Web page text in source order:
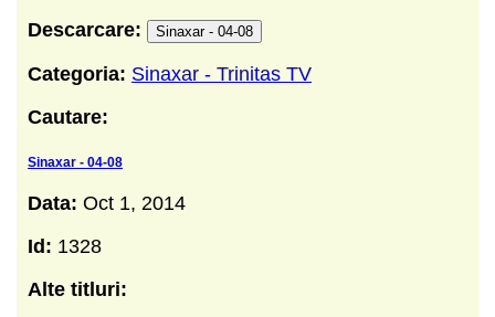
Descarcare:
Sinaxar - 04-08
Categoria: Sinaxar - Trinitas TV
Cautare:
Sinaxar - 04-08
Data: Oct 1, 2014
Id: 1328
Alte titluri: